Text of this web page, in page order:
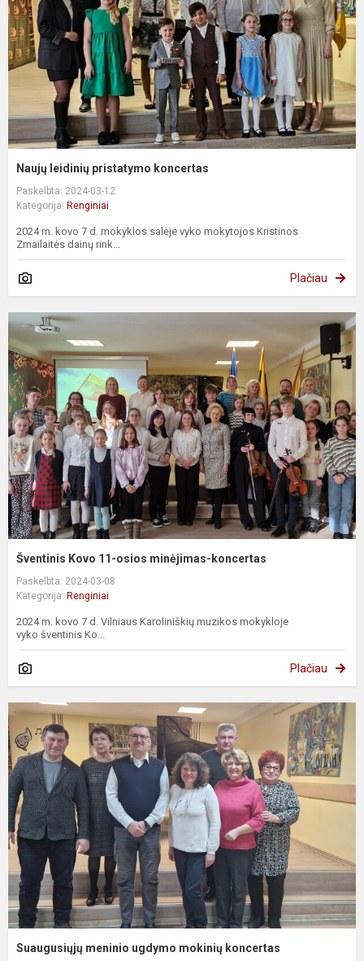
Naujų leidinių pristatymo koncertas
Paskelbta: 2024-03-12
Kategorija: Renginiai
2024 m. kovo 7 d. mokyklos salėje vyko mokytojos Kristinos
Zmailaitės dainų rink...
Plačiau
Šventinis Kovo 11-osios minėjimas-koncertas
Paskelbta: 2024-03-08
Kategorija: Renginiai
2024 m. kovo 7 d. Vilniaus Karoliniškių muzikos mokykloje
vyko šventinis Ko...
Plačiau
Suaugusiųjų meninio ugdymo mokinių koncertas